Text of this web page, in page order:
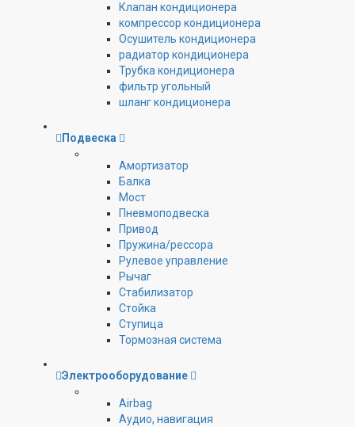
Клапан кондиционера
компрессор кондиционера
Осушитель кондиционера
радиатор кондиционера
Трубка кондиционера
фильтр угольный
шланг кондиционера
Подвеска
Амортизатор
Балка
Мост
Пневмоподвеска
Привод
Пружина/рессора
Рулевое управление
Рычаг
Стабилизатор
Стойка
Ступица
Тормозная система
Электрооборудование
Airbag
Аудио, навигация